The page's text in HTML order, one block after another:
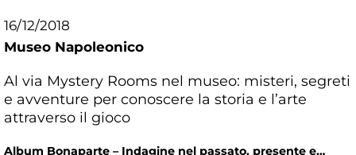
16/12/2018
Museo Napoleonico
Al via Mystery Rooms nel museo: misteri, segreti
e avventure per conoscere la storia e l’arte
attraverso il gioco
Album Bonaparte – Indagine nel passato, presente e…